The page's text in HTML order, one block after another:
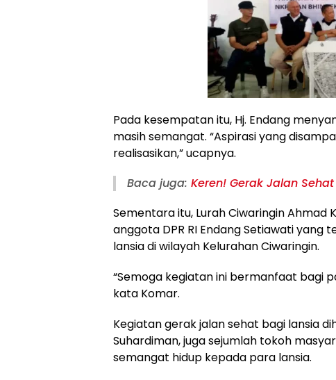
Pada kesempatan itu, Hj. Endang
masih semangat. “Aspirasi yang
realisasikan,” ucapnya.
Baca juga: Keren! Gerak Jalan
Sementara itu, Lurah Ciwaringin
anggota DPR RI Endang Setiawati
lansia di wilayah Kelurahan Ciwaringin.
“Semoga kegiatan ini bermanfaat bagi
kata Komar.
Kegiatan gerak jalan sehat bagi lansia
Suhardiman, juga sejumlah tokoh
semangat hidup kepada para lansia.